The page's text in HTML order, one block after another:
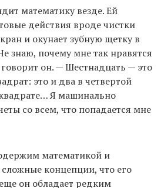
математику везде. Ей
действия вроде чистки
и окунает зубную щетку в
знаю, почему мне так нравятся
он. — Шестнадцать — это
это и два в четвертой
Я машинально
со всем, что попадается мне
математикой и
концепции, что его
он обладает редким